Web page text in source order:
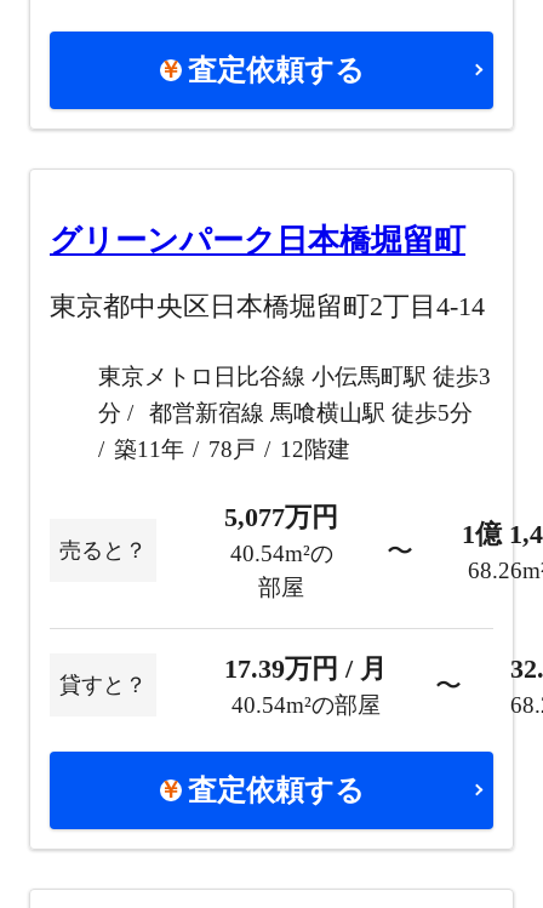
査定依頼する
グリーンパーク日本橋堀留町
東京都中央区日本橋堀留町2丁目4-14
東京メトロ日比谷線 小伝馬町駅 徒歩3
分
都営新宿線 馬喰横山駅 徒歩5分
築11年
78戸 12階建
売ると？
5,077万円
40.54m²の
部屋
〜
1億
貸すと？
17.39万円 / 月
40.54m²の部屋
〜
査定依頼する